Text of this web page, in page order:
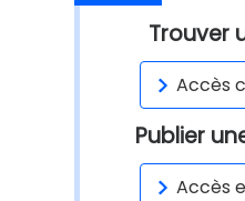
Trouver
Accès
Publier
Accès